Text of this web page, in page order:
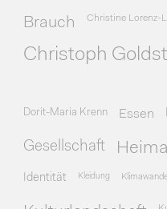
Brauch Christine Lorenz-
Christoph
Dorit-Maria Krenn Essen
Gesellschaft
Identität Kleidung Klimawandel